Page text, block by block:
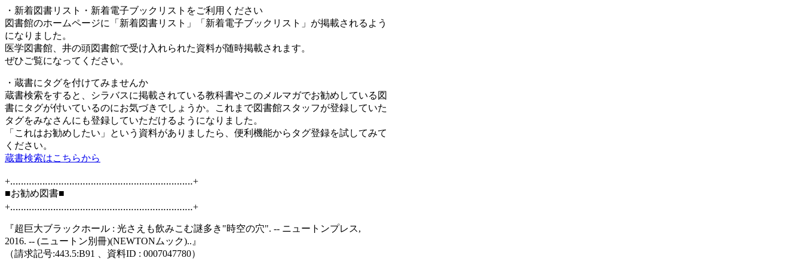
・新着図書リスト・新着電子ブックリストをご利用ください
図書館のホームページに「新着図書リスト」「新着電子ブックリスト」が掲載されるよう
になりました。
医学図書館、井の頭図書館で受け入れられた資料が随時掲載されます。
ぜひご覧になってください。
・蔵書にタグを付けてみませんか
蔵書検索をすると、シラバスに掲載されている教科書やこのメルマガでお勧めしている図
書にタグが付いているのにお気づきでしょうか。これまで図書館スタッフが登録していた
タグをみなさんにも登録していただけるようになりました。
「これはお勧めしたい」という資料がありましたら、便利機能からタグ登録を試してみて
ください。
蔵書検索はこちらから
+‥‥‥‥‥‥‥‥‥‥‥‥‥‥‥‥‥‥‥‥‥‥‥‥‥‥‥‥‥‥‥‥‥‥+
■お勧め図書■
+‥‥‥‥‥‥‥‥‥‥‥‥‥‥‥‥‥‥‥‥‥‥‥‥‥‥‥‥‥‥‥‥‥‥+
『超巨大ブラックホール : 光さえも飲みこむ謎多き"時空の穴". -- ニュートンプレス,
2016. -- (ニュートン別冊)(NEWTONムック)..』
（請求記号:443.5:B91 、資料ID : 0007047780）